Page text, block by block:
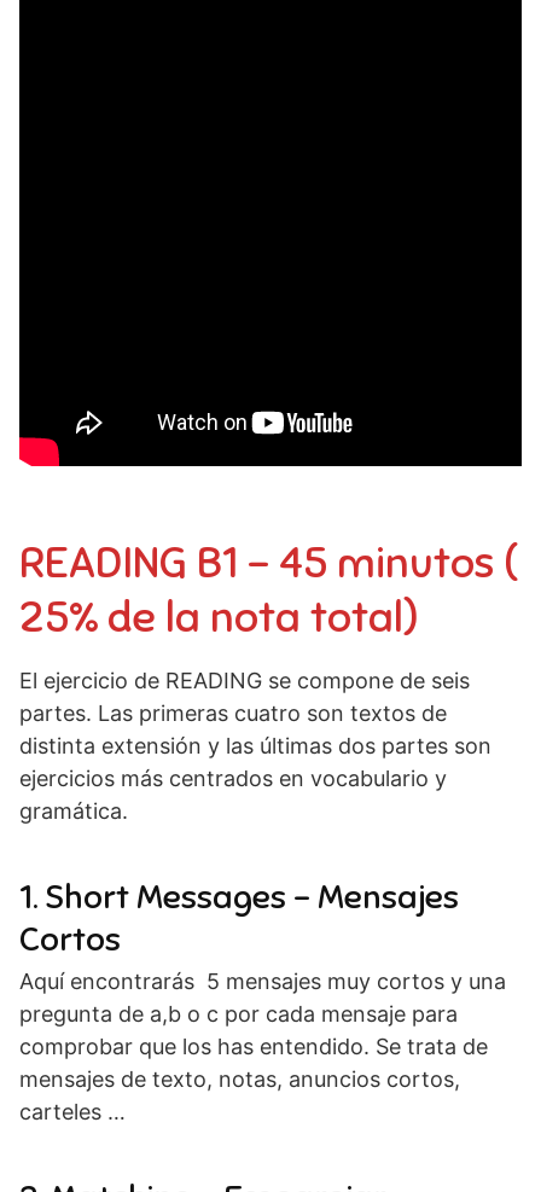
READING B1 – 45 minutos (
25% de la nota total)
El ejercicio de READING se compone de seis
partes. Las primeras cuatro son textos de
distinta extensión y las últimas dos partes son
ejercicios más centrados en vocabulario y
gramática.
1. Short Messages – Mensajes
Cortos
Aquí encontrarás 5 mensajes muy cortos y una
pregunta de a,b o c por cada mensaje para
comprobar que los has entendido. Se trata de
mensajes de texto, notas, anuncios cortos,
carteles …